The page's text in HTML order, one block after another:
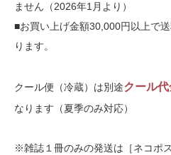
ません（2026年1月より）
■お買い上げ金額30,000円以上で
ります。
クール便（冷蔵）は別途クール代
なります（夏季のみ対応）
※雑誌１冊のみの発送は［ネコポ